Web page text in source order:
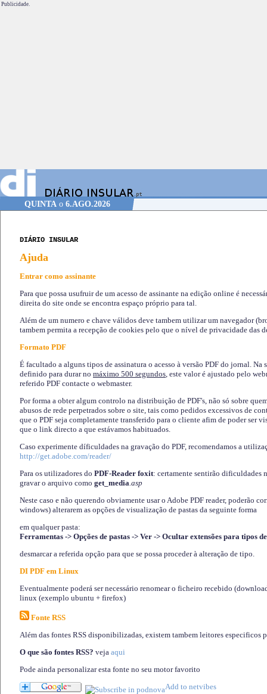
Publicidade.
QUINTAo 6.AGO.2026
DIÁRIO INSULAR
Ajuda
Entrar como assinante
Para que possa usufruir de um acesso de assinante na edição online é
direita do site onde se encontra espaço próprio para tal.
Além de um numero e chave válidos deve tambem utilizar um navegador
tambem permita a recepção de cookies pelo que o nível de privacidade das
Formato PDF
É facultado a alguns tipos de assinatura o acesso à versão PDF do jornal. Na
definido para durar no máximo 500 segundos, este valor é ajustado pelo
referido PDF contacte o webmaster.
Por forma a obter algum controlo na distribuição de PDF's, não só sobre
abusos de rede perpetrados sobre o site, tais como pedidos excessivos de
que o PDF seja completamente transferido para o cliente afim de poder ser
que o link directo a que estávamos habituados.
Caso experimente díficuldades na gravação do PDF, recomendamos a
http://get.adobe.com/reader/
Para os utilizadores do PDF-Reader foxit: certamente sentirão dificuldades
gravar o arquivo como get_media.asp
Neste caso e não querendo obviamente usar o Adobe PDF reader, poderão
windows) alterarem as opções de visualização de pastas da seguinte forma
em qualquer pasta:
Ferramentas -> Opções de pastas -> Ver -> Ocultar extensões para tipos
desmarcar a referida opção para que se possa proceder à alteração de tipo.
DI PDF em Linux
Eventualmente poderá ser necessário renomear o ficheiro recebido
linux (exemplo ubuntu + firefox)
Fonte RSS
Além das fontes RSS disponibilizadas, existem tambem leitores especificos
O que são fontes RSS? veja aqui
Pode ainda personalizar esta fonte no seu motor favorito